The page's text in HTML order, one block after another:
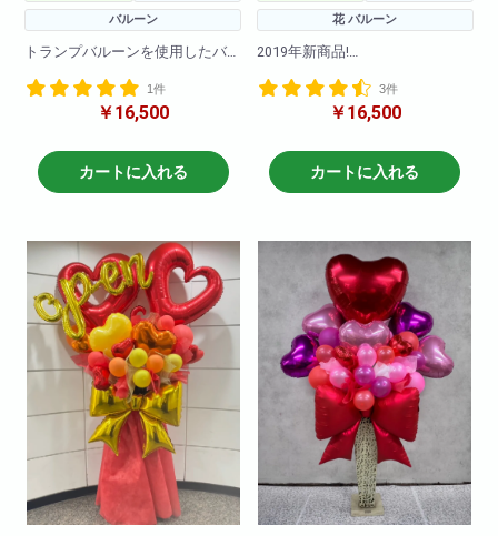
バルーン
トランプバルーンを使用したバ
バルーンのお色の変更も可能で
H190
W80
1件
￥16,500
カートに入れる
花 バルーン
2019年新商品!
花を使用してリボンも付けて
おしゃれなモダンスタンドと組
大人気の商品です!是非お試しく
ださいませ。
※写真はイメージです
何卒ご了承ください。
3件
￥16,500
カートに入れる